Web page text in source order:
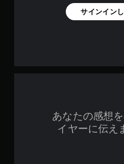
サインイン
あなたの感想
イヤーに伝え